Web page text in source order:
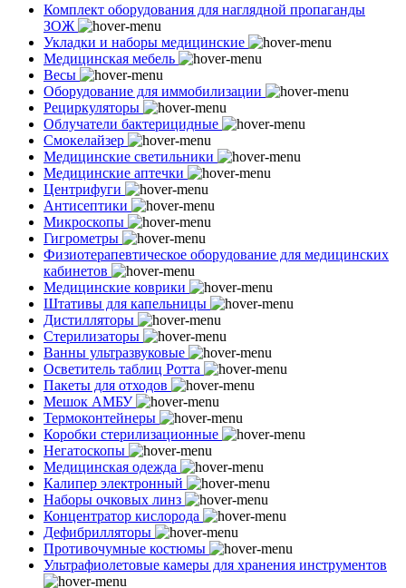
Комплект оборудования для наглядной пропаганды
ЗОЖ
Укладки и наборы медицинские
Медицинская мебель
Весы
Оборудование для иммобилизации
Рециркуляторы
Облучатели бактерицидные
Смокелайзер
Медицинские светильники
Медицинские аптечки
Центрифуги
Антисептики
Микроскопы
Гигрометры
Физиотерапевтическое оборудование для медицинских
кабинетов
Медицинские коврики
Штативы для капельницы
Дистилляторы
Стерилизаторы
Ванны ультразвуковые
Осветитель таблиц Ротта
Пакеты для отходов
Мешок АМБУ
Термоконтейнеры
Коробки стерилизационные
Негатоскопы
Медицинская одежда
Калипер электронный
Наборы очковых линз
Концентратор кислорода
Дефибрилляторы
Противочумные костюмы
Ультрафиолетовые камеры для хранения инструментов